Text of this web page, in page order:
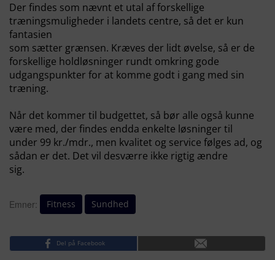
Der findes som nævnt et utal af forskellige
træningsmuligheder i landets centre, så det er kun
fantasien
som sætter grænsen. Kræves der lidt øvelse, så er de
forskellige holdløsninger rundt omkring gode
udgangspunkter for at komme godt i gang med sin
træning.
Når det kommer til budgettet, så bør alle også kunne
være med, der findes endda enkelte løsninger til
under 99 kr./mdr., men kvalitet og service følges ad, og
sådan er det. Det vil desværre ikke rigtig ændre
sig.
Emner: Fitness Sundhed
Del på Facebook